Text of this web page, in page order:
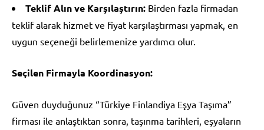
Teklif Alın ve Karşılaştırın: Birden fazla firmadan
teklif alarak hizmet ve fiyat karşılaştırması yapmak, en
uygun seçeneği belirlemenize yardımcı olur.
Seçilen Firmayla Koordinasyon:
Güven duyduğunuz “Türkiye Finlandiya Eşya Taşıma”
firması ile anlaştıktan sonra, taşınma tarihleri, eşyaların